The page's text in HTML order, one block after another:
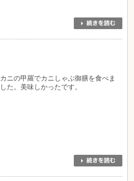
カニの甲羅でカニしゃぶ御膳を食べま
した。美味しかったです。